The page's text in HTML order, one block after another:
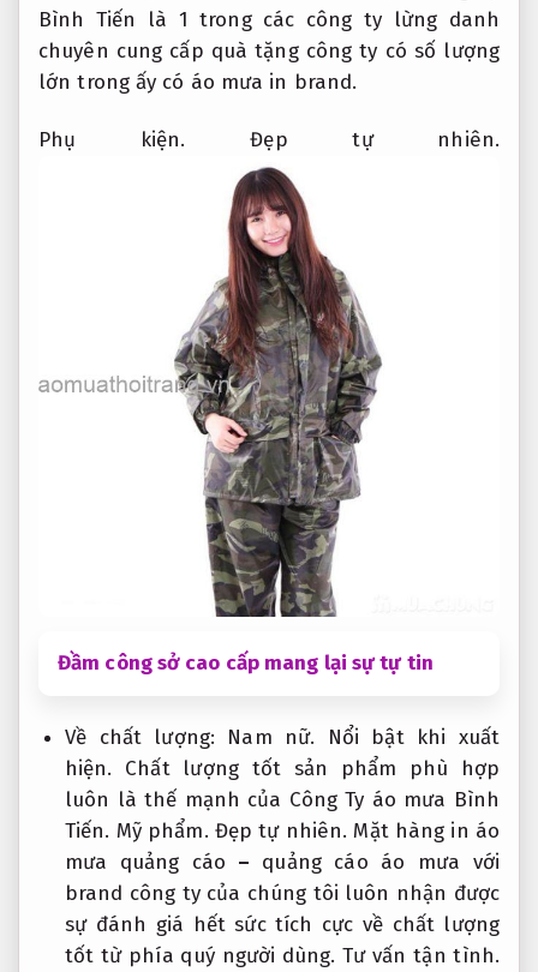
Bình Tiến là 1 trong các công ty lừng danh
chuyên cung cấp quà tặng công ty có số lượng
lớn trong ấy có áo mưa in brand.
Phụ kiện. Đẹp tự nhiên.
Đầm công sở cao cấp mang lại sự tự tin
Về chất lượng: Nam nữ.
Nổi bật khi xuất
hiện. Chất lượng tốt sản phẩm phù hợp
luôn là thế mạnh của Công Ty áo mưa Bình
Tiến. Mỹ phẩm. Đẹp tự nhiên. Mặt hàng in áo
mưa quảng cáo – quảng cáo áo mưa với
brand công ty của chúng tôi luôn nhận được
sự đánh giá hết sức tích cực về chất lượng
tốt từ phía quý người dùng.Tư vấn tận tình.